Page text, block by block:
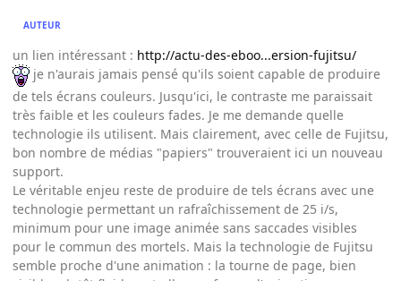
AUTEUR
un lien intéressant : http://actu-des-eboo...ersion-fujitsu/
je n'aurais jamais pensé qu'ils soient capable de produire
de tels écrans couleurs. Jusqu'ici, le contraste me paraissait
très faible et les couleurs fades. Je me demande quelle
technologie ils utilisent. Mais clairement, avec celle de Fujitsu,
bon nombre de médias "papiers" trouveraient ici un nouveau
support.
Le véritable enjeu reste de produire de tels écrans avec une
technologie permettant un rafraîchissement de 25 i/s,
minimum pour une image animée sans saccades visibles
pour le commun des mortels. Mais la technologie de Fujitsu
semble proche d'une animation : la tourne de page, bien